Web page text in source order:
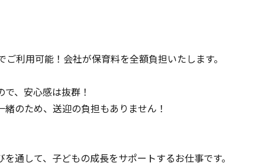
利用可能！会社が保育料を全額負担いたします。
、安心感は抜群！
のため、送迎の負担もありません！
通して、子どもの成長をサポートするお仕事です。